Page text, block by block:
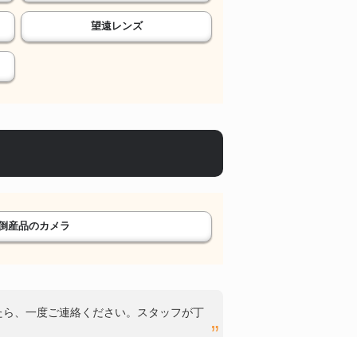
望遠レンズ
産品のカメラ
、一度ご連絡ください。スタッフが丁